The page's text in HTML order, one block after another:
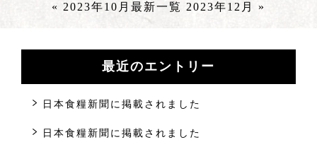
« 2023年10月 最新一覧 2023年12月 »
最近のエントリー
日本食糧新聞に掲載されました
日本食糧新聞に掲載されました